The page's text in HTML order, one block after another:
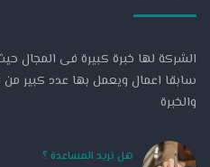
سابقا اعمال ويعمل بها عدد كبير
والخبرة
هل تريد المساعدة ؟